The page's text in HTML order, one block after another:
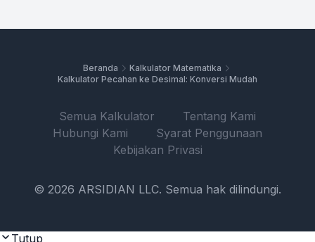
Beranda
Kalkulator Matematika
Kalkulator Pecahan ke Desimal: Konversi Mudah
Semua Kalkulator
Tentang Kami
Hubungi Kami
Syarat Penggunaan
Kebijakan Privasi
© 2026 ARSIDIAN LLC. Semua hak dilindungi.
Tutup